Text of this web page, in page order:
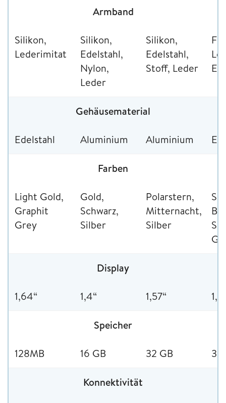
Armband
Silikon,
Lederimitat
Silikon,
Edelstahl,
Nylon,
Leder
Silikon,
Edelstahl,
Stoff, Leder
Gehäusematerial
Edelstahl Aluminium Aluminium
Farben
Light Gold,
Graphit
Grey
Gold,
Schwarz,
Silber
Polarstern,
Mitternacht,
Silber
Display
1,64“ 1,4“ 1,57“
Speicher
128MB 16 GB 32 GB 32
Konnektivität